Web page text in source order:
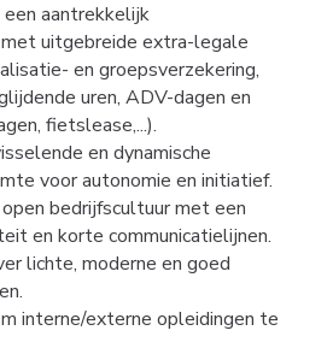
een aantrekkelijk
uitgebreide extra-legale
en groepsverzekering,
uren, ADV-dagen en
fietslease,...).
en dynamische
voor autonomie en initiatief.
bedrijfscultuur met een
en korte communicatielijnen.
lichte, moderne en goed
interne/externe opleidingen te